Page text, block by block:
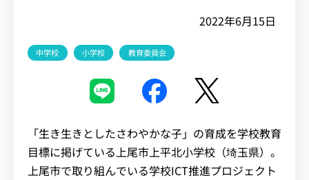
イベント・セミナー
よくある質問
2022年6月15日
中学校 小学校 教育委員会
「生き生きとしたさわやかな子」の育成を学校教育
目標に掲げている上尾市上平北小学校（埼玉県）。
上尾市で取り組んでいる学校ICT推進プロジェクト